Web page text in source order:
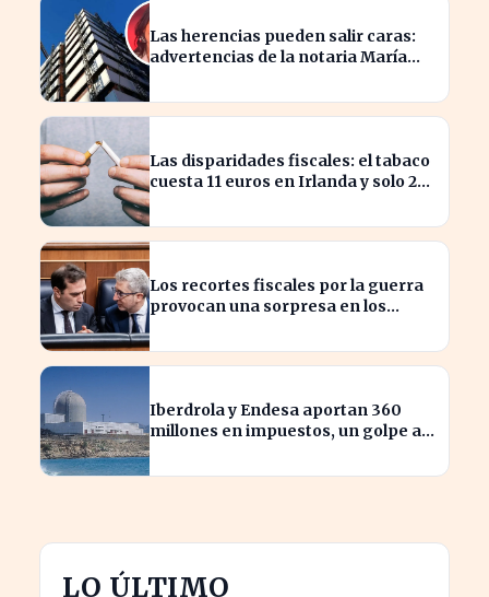
Las herencias pueden salir caras:
advertencias de la notaria María
Las disparidades fiscales: el tabaco
cuesta 11 euros en Irlanda y solo 2
Los recortes fiscales por la guerra
provocan una sorpresa en los
Iberdrola y Endesa aportan 360
millones en impuestos, un golpe al
LO ÚLTIMO